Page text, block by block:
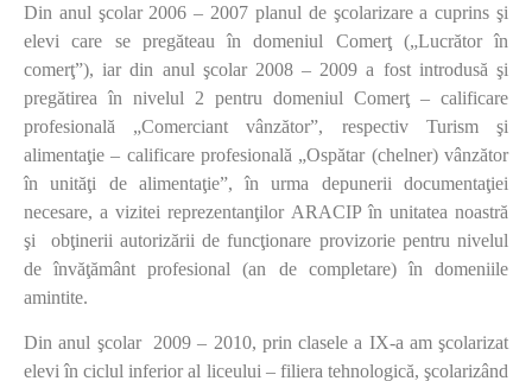
Din anul şcolar 2006 – 2007 planul de şcolarizare a cuprins şi
elevi care se pregăteau în domeniul Comerţ („Lucrător în
comerţ”), iar din anul şcolar 2008 – 2009 a fost introdusă şi
pregătirea în nivelul 2 pentru domeniul Comerţ – calificare
profesională „Comerciant vânzător”, respectiv Turism şi
alimentaţie – calificare profesională „Ospătar (chelner) vânzător
în unităţi de alimentaţie”, în urma depunerii documentaţiei
necesare, a vizitei reprezentanţilor ARACIP în unitatea noastră
şi obţinerii autorizării de funcţionare provizorie pentru nivelul
de învăţământ profesional (an de completare) în domeniile
amintite.
Din anul şcolar 2009 – 2010, prin clasele a IX-a am şcolarizat
elevi în ciclul inferior al liceului – filiera tehnologică, şcolarizând